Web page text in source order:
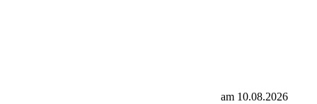
am 10.08.2026